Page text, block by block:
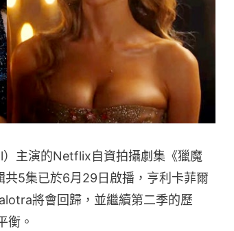
主演的Netflix自資拍攝劇集《獵魔
5集已於6月29日啟播，亨利卡菲爾
將會回歸，並繼續第二季的歷
衡。